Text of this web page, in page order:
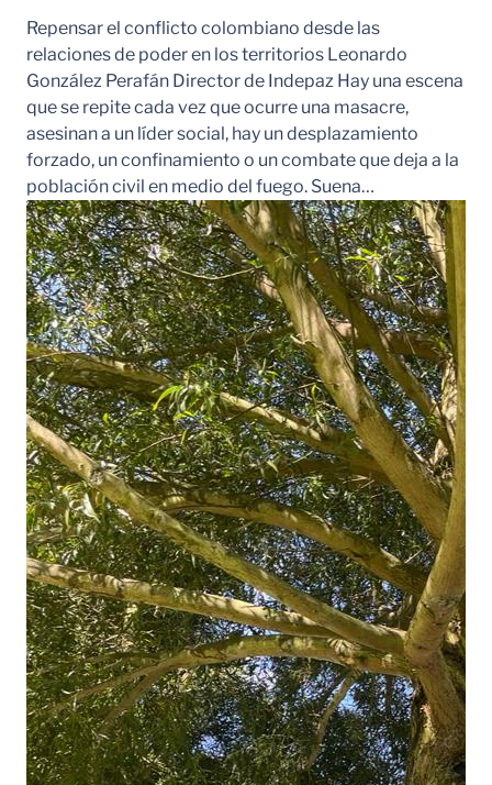
Repensar el conflicto colombiano desde las
relaciones de poder en los territorios Leonardo
González Perafán Director de Indepaz Hay una escena
que se repite cada vez que ocurre una masacre,
asesinan a un líder social, hay un desplazamiento
forzado, un confinamiento o un combate que deja a la
población civil en medio del fuego. Suena…